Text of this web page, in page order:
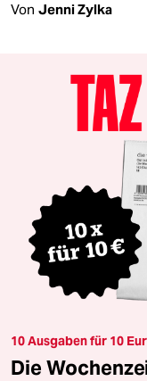
Von Jenni Zylka
10 Ausgaben für 10
Die